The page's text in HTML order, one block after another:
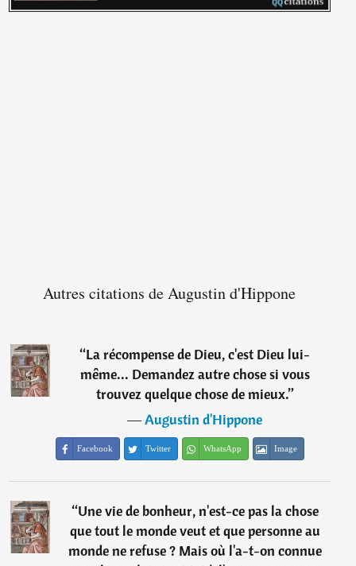
Autres citations de Augustin d'Hippone
“La récompense de Dieu, c'est Dieu lui-
même... Demandez autre chose si vous
trouvez quelque chose de mieux.”
―Augustin d'Hippone
Facebook Twitter WhatsApp Image
“Une vie de bonheur, n'est-ce pas la chose
que tout le monde veut et que personne au
monde ne refuse ? Mais où l'a-t-on connue